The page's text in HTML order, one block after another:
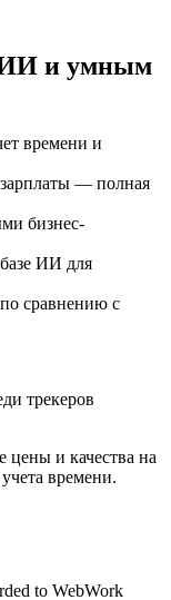
ИИ и умным
времени и
— полная
бизнес-
ИИ для
сравнению с
трекеров
цены и качества на
времени.